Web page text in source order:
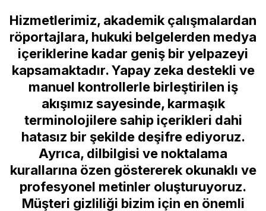
Hizmetlerimiz, akademik çalışmalardan
röportajlara, hukuki belgelerden medya
içeriklerine kadar geniş bir yelpazeyi
kapsamaktadır. Yapay zeka destekli ve
manuel kontrollerle birleştirilen iş
akışımız sayesinde, karmaşık
terminolojilere sahip içerikleri dahi
hatasız bir şekilde deşifre ediyoruz.
Ayrıca, dilbilgisi ve noktalama
kurallarına özen göstererek okunaklı ve
profesyonel metinler oluşturuyoruz.
Müşteri gizliliği bizim için en önemli